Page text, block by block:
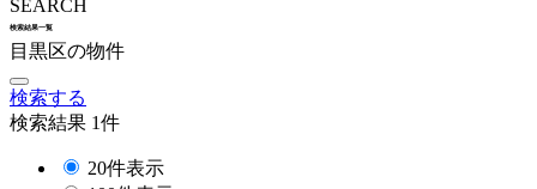
SEARCH
検索結果一覧
目黒区の物件
検索する
検索結果 1件
20件表示